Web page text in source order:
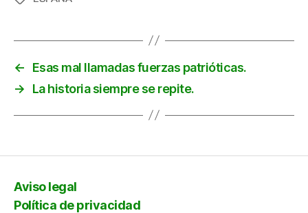
←
Esas mal llamadas fuerzas patrióticas.
→
La historia siempre se repite.
Aviso legal
Política de privacidad